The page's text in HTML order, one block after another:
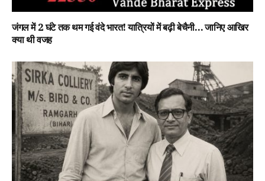
जंगल में 2 घंटे तक थम गई वंदे भारत! यात्रियों में बढ़ी बेचैनी… जानिए आखिर
क्या थी वजह